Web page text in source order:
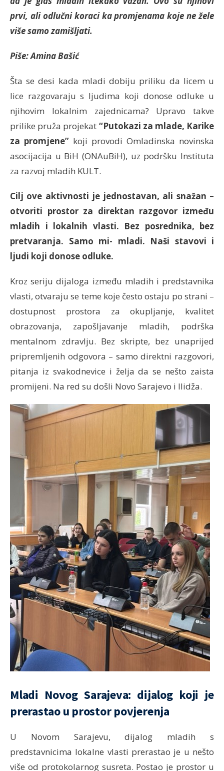
prvi, ali odlučni koraci ka promjenama koje ne žele
više samo zamišljati.
Piše: Amina Bašić
Šta se desi kada mladi dobiju priliku da licem u
lice razgovaraju s ljudima koji donose odluke u
njihovim lokalnim zajednicama? Upravo takve
prilike pruža projekat “Putokazi za mlade, Karike
za promjene” koji provodi Omladinska novinska
asocijacija u BiH (ONAuBiH), uz podršku Instituta
za razvoj mladih KULT.
Cilj ove aktivnosti je jednostavan, ali snažan –
otvoriti prostor za direktan razgovor između
mladih i lokalnih vlasti. Bez posrednika, bez
pretvaranja. Samo mi- mladi. Naši stavovi i
ljudi koji donose odluke.
Kroz seriju dijaloga između mladih i predstavnika
vlasti, otvaraju se teme koje često ostaju po strani –
dostupnost prostora za okupljanje, kvalitet
obrazovanja, zapošljavanje mladih, podrška
mentalnom zdravlju. Bez skripte, bez unaprijed
pripremljenih odgovora – samo direktni razgovori,
pitanja iz svakodnevice i želja da se nešto zaista
promijeni. Na red su došli Novo Sarajevo i Ilidža.
Mladi Novog Sarajeva: dijalog koji je
prerastao u prostor povjerenja
U Novom Sarajevu, dijalog mladih s
predstavnicima lokalne vlasti prerastao je u nešto
više od protokolarnog susreta. Postao je prostor u